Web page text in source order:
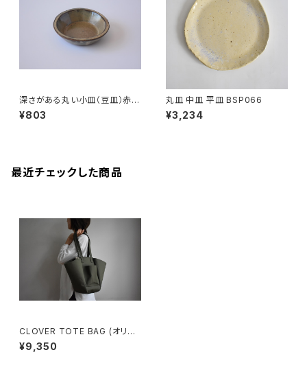
深さがある丸い小皿（豆皿）赤土
×白鼠結晶釉
¥803
丸皿 中皿 平皿 BSP066
¥3,234
最近チェックした商品
CLOVER TOTE BAG (オリー
ブ/カーキ)
¥9,350